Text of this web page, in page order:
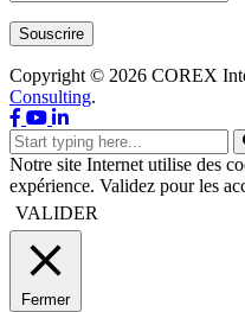
Copyright © 2026 COREX
Consulting.
Notre site Internet utilise des
expérience. Validez pour les
VALIDER
Fermer